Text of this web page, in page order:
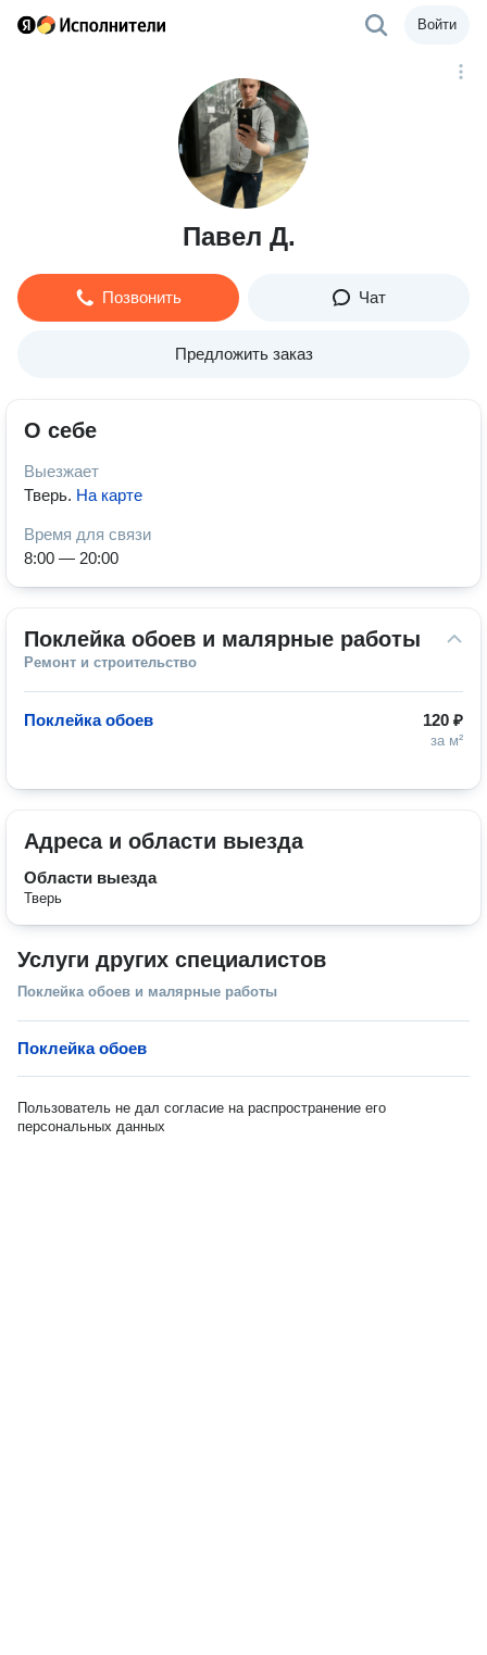
Войти
Павел Д.
Позвонить Чат
Предложить заказ
О себе
Выезжает
Тверь. На карте
Время для связи
8:00 — 20:00
Поклейка обоев и малярные работы
Ремонт и строительство
120 ₽
за м²
Поклейка обоев
Адреса и области выезда
Области выезда
Тверь
Услуги других специалистов
Поклейка обоев и малярные работы
Поклейка обоев
Пользователь не дал согласие на распространение его
персональных данных